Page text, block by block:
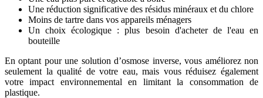
Une réduction significative des résidus minéraux et du chlore
Moins de tartre dans vos appareils ménagers
Un choix écologique : plus besoin d'acheter de l'eau en
bouteille
En optant pour une solution d’osmose inverse, vous améliorez non
seulement la qualité de votre eau, mais vous réduisez également
votre impact environnemental en limitant la consommation de
plastique.